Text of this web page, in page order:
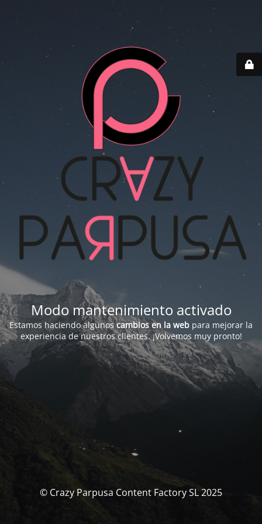
Modo mantenimiento activado
Estamos haciendo algunoscambios en la web para mejorar la
experiencia de nuestros clientes. ¡Volvemos muy pronto!
© Crazy Parpusa Content Factory SL 2025